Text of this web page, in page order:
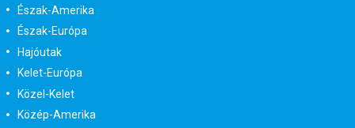
Észak-Amerika
Észak-Európa
Hajóutak
Kelet-Európa
Közel-Kelet
Közép-Amerika